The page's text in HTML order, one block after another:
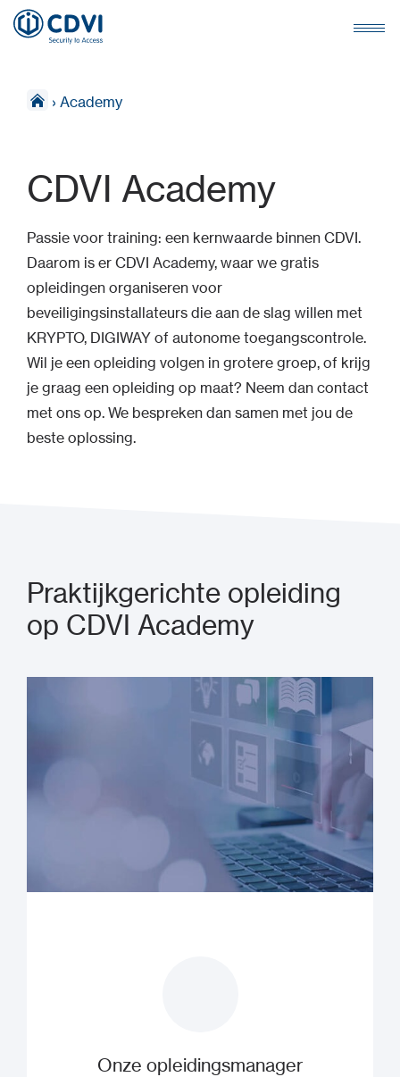
› Academy
CDVI Academy
Passie voor training: een kernwaarde binnen CDVI.
Daarom is er CDVI Academy, waar we gratis
opleidingen organiseren voor
beveiligingsinstallateurs die aan de slag willen met
KRYPTO, DIGIWAY of autonome toegangscontrole.
Wil je een opleiding volgen in grotere groep, of krijg
je graag een opleiding op maat? Neem dan contact
met ons op. We bespreken dan samen met jou de
beste oplossing.
Praktijkgerichte opleiding
op CDVI Academy
Onze opleidingsmanager